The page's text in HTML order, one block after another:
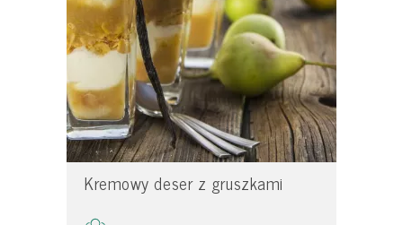
Kremowy deser z gruszkami